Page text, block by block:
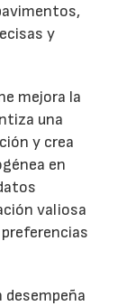
y
mejora la
una
y crea
en
valiosa